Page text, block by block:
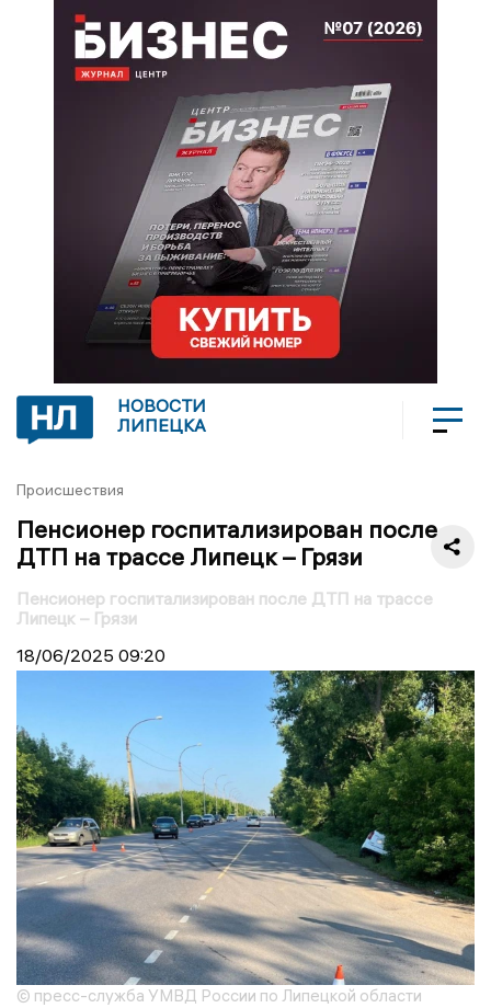
НОВОСТИ
ЛИПЕЦКА
Происшествия
Пенсионер госпитализирован после
ДТП на трассе Липецк – Грязи
Пенсионер госпитализирован после ДТП на трассе
Липецк – Грязи
18/06/2025 09:20
© пресс-служба УМВД России по Липецкой области